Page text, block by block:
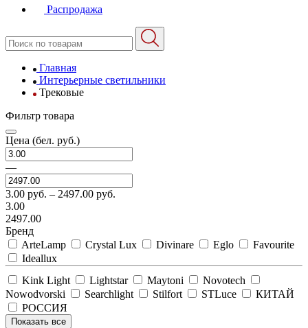
Распродажа
Главная
Интерьерные светильники
Трековые
Фильтр товара
Цена (бел. руб.)
—
3.00 руб. – 2497.00 руб.
3.00
2497.00
Бренд
ArteLamp
Crystal Lux Divinare Eglo
Favourite
Ideallux
Kink Light
Lightstar Maytoni
Novotech
Nowodvorski
Searchlight Stilfort STLuce
КИТАЙ
РОССИЯ
Показать все